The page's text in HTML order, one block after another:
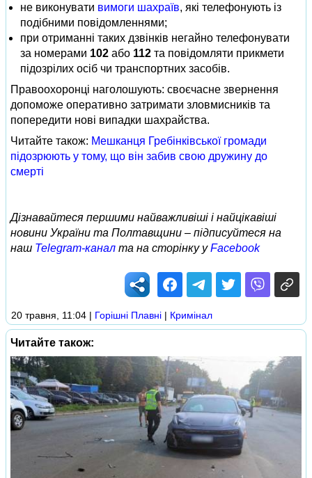
не виконувати вимоги шахраїв, які телефонують із
подібними повідомленнями;
при отриманні таких дзвінків негайно телефонувати
за номерами 102 або 112 та повідомляти прикмети
підозрілих осіб чи транспортних засобів.
Правоохоронці наголошують: своєчасне звернення
допоможе оперативно затримати зловмисників та
попередити нові випадки шахрайства.
Читайте також: Мешканця Гребінківської громади
підозрюють у тому, що він забив свою дружину до
смерті
Дізнавайтеся першими найважливіші і найцікавіші
новини України та Полтавщини – підписуйтеся на
наш Telegram-канал та на сторінку уFacebook
20 травня, 11:04 | Горішні Плавні | Кримінал
Читайте також: